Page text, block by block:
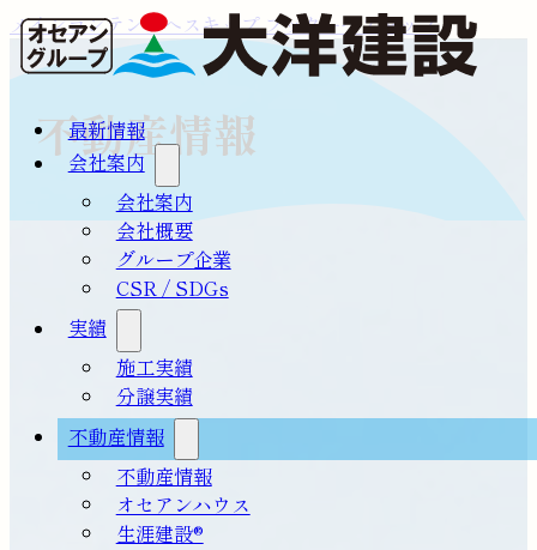
メインコンテンツへスキップフッターへスキップ
最新情報
会社案内
会社案内
会社概要
グループ企業
CSR / SDGs
実績
施工実績
分譲実績
不動産情報
不動産情報
オセアンハウス
生涯建設®
不動産情報